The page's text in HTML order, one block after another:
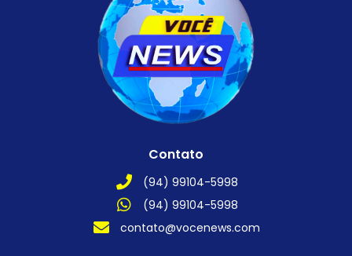
Contato
(94) 99104-5998
(94) 99104-5998
contato@vocenews.com